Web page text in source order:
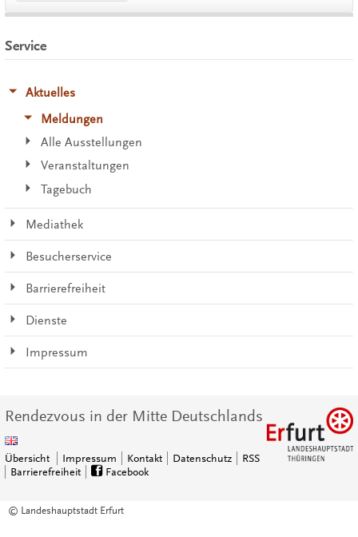
Service
Aktuelles
Meldungen
Alle Ausstellungen
Veranstaltungen
Tagebuch
Mediathek
Besucherservice
Barrierefreiheit
Dienste
Impressum
Rendezvous in der Mitte Deutschlands
Übersicht Impressum Kontakt Datenschutz
RSS
Barrierefreiheit
Facebook
© Landeshauptstadt Erfurt